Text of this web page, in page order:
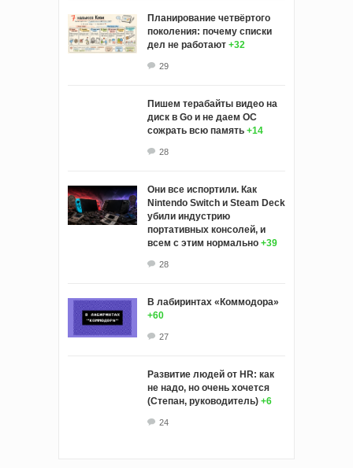
Планирование четвёртого
поколения: почему списки
дел не работают +32
29
Пишем терабайты видео на
диск в Go и не даем ОС
сожрать всю память +14
28
Они все испортили. Как
Nintendo Switch и Steam Deck
убили индустрию
портативных консолей, и
всем с этим нормально +39
28
В лабиринтах «Коммодора»
+60
27
Развитие людей от HR: как
не надо, но очень хочется
(Степан, руководитель) +6
24